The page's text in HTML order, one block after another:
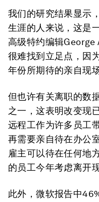
我们的研究结果显示
生涯的人来说，这是
高级特约编辑George
很难找到立足点，因
年份所期待的亲自现
但也许有关离职的数
之一，这表明改变现
远程工作为许多员工
再需要亲自待在办公
雇主可以待在任何地
的员工今年考虑离开
此外，微软报告中